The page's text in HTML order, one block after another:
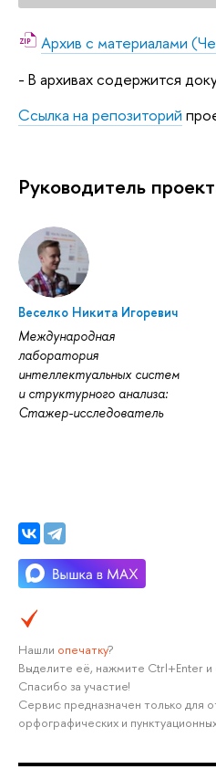
Архив с материалами
- В архивах содержится
Ссылка на репозиторий
Руководитель
Веселко Никита Игоревич
Международная
лаборатория
интеллектуальных систем
и структурного анализа:
Стажер-исследователь
Нашли опечатку?
Выделите её, нажмите Ctrl+Enter
Спасибо за участие!
Сервис предназначен только для
орфографических и